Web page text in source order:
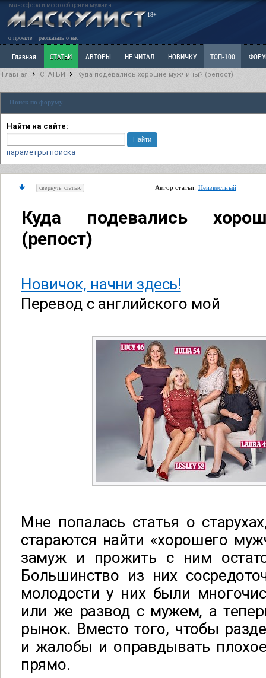
маносфера и место общения мужчин
18+
о проекте рассказать о нас
Главная СТАТЬИ АВТОРЫ НЕ ЧИТАЛ НОВИЧКУ ТОП-100
Ветка: Расстаюсь или Развожусь. САНЧАС Ветка: Наболевшее. Выскажись!
РАЗДЕЛ: Разное
Главная СТАТЬИ Куда подевались хорошие мужчины? (репост)
Поиск по форуму
Найти на сайте:
параметры поиска
свернуть статью Автор статьи: Неизвестный
Куда подевались
(репост)
Новичок, начни здесь!
Перевод с английского мой
Мне попалась статья о
стараются найти «хорошего
замуж и прожить с ним
Большинство из них
молодости у них были
или же развод с мужем, а
рынок. Вместо того, чтобы
и жалобы и оправдывать
прямо.